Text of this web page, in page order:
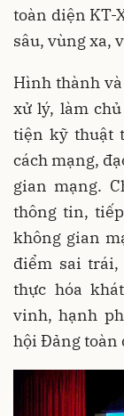
toàn diện KT-
sâu, vùng xa,
Hình thành
xử lý, làm
tiện kỹ thuật
cách mạng,
gian mạng.
thông tin,
không gian
điểm sai
thực hóa
vinh, hạnh
hội Đảng toàn